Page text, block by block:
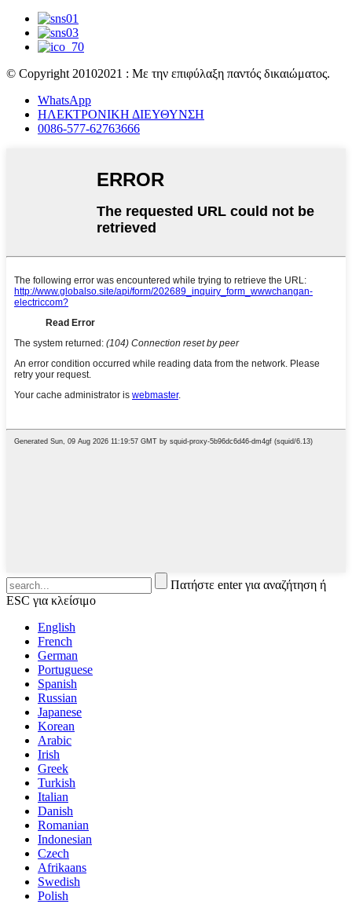
© Copyright 20102021 : Με την επιφύλαξη παντός δικαιώματος.
WhatsApp
ΗΛΕΚΤΡΟΝΙΚΗ ΔΙΕΥΘΥΝΣΗ
0086-577-62763666
Πατήστε enter για αναζήτηση ή
ESC για κλείσιμο
English
French
German
Portuguese
Spanish
Russian
Japanese
Korean
Arabic
Irish
Greek
Turkish
Italian
Danish
Romanian
Indonesian
Czech
Afrikaans
Swedish
Polish